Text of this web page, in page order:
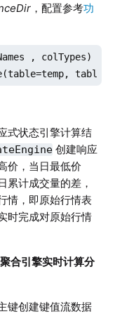
，配置参考功
, colTypes)
式状态引擎计算结
创建响应
价，当日最低价
累计成交量的差，
情，即原始行情表
时完成对原始行情
合引擎实时计算分
键创建键值流数据